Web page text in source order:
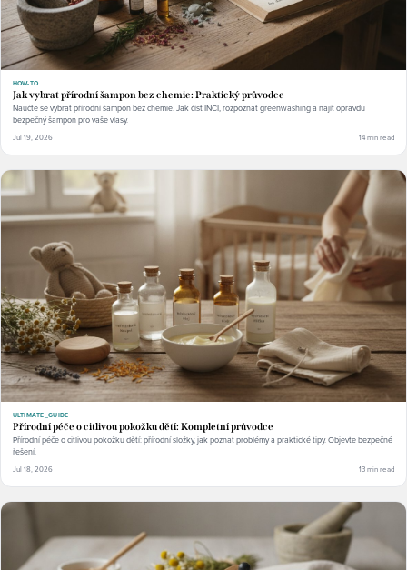
HOW-TO
Jak vybrat přírodní šampon bez chemie: Praktický průvodce
Naučte se vybrat přírodní šampon bez chemie. Jak číst INCI, rozpoznat greenwashing a najít opravdu
bezpečný šampon pro vaše vlasy.
Jul 19, 2026 14 min read
ULTIMATE_GUIDE
Přírodní péče o citlivou pokožku dětí: Kompletní průvodce
Přírodní péče o citlivou pokožku dětí: přírodní složky, jak poznat problémy a praktické tipy. Objevte bezpečné
řešení.
Jul 18, 2026 13 min read